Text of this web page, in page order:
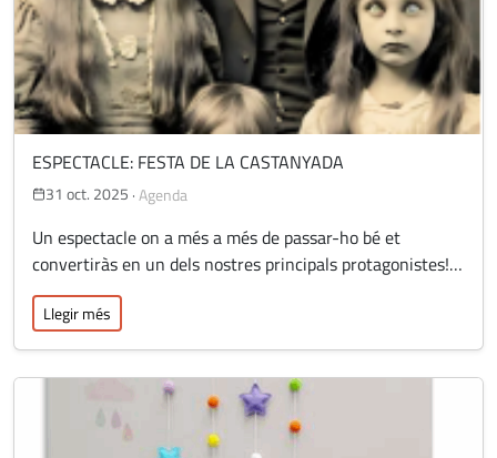
ESPECTACLE: FESTA DE LA CASTANYADA
31 oct. 2025 ·Agenda
Un espectacle on a més a més de passar-ho bé et
convertiràs en un dels nostres principals protagonistes!…
Llegir més